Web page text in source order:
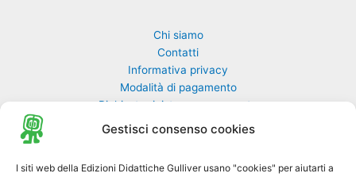
Gestisci consenso cookies
I siti web della Edizioni Didattiche Gulliver usano "cookies" per aiutarti a
Chi siamo
Contatti
Informativa privacy
Modalità di pagamento
Richiesta rivista non pervenuta
Richiedi una classe di GulliverEdu